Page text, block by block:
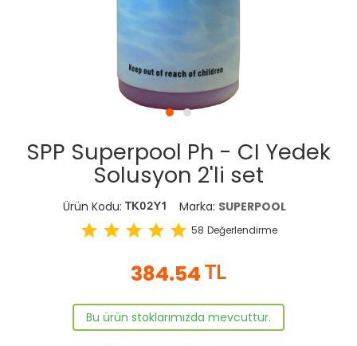
SPP Superpool Ph - CI Yedek
Solusyon 2'li set
Ürün Kodu: TK02Y1 Marka: SUPERPOOL
star star star star star 58 Değerlendirme
384.54 TL
Bu ürün stoklarımızda mevcuttur.